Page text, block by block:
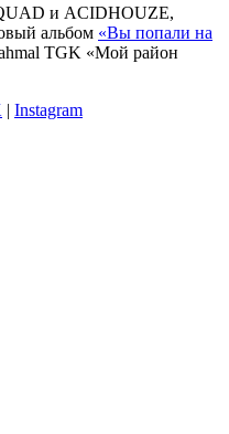
и ACIDHOUZE,
альбом «Вы попали на
TGK «Мой район
| Instagram